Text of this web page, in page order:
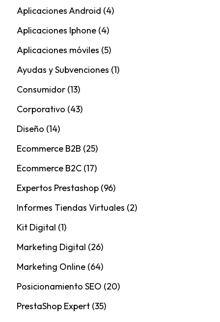
Aplicaciones Android (4)
Aplicaciones Iphone(4)
Aplicaciones móviles (5)
Ayudas y Subvenciones (1)
Consumidor(13)
Corporativo (43)
Diseño (14)
Ecommerce B2B (25)
Ecommerce B2C(17)
Expertos Prestashop(96)
Informes Tiendas Virtuales (2)
Kit Digital (1)
Marketing Digital (26)
Marketing Online(64)
Posicionamiento SEO (20)
PrestaShop Expert(35)